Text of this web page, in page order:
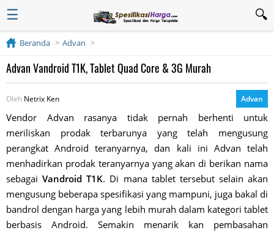
☰
Beranda Advan
Advan Vandroid T1K, Tablet Quad Core & 3G Murah
Oleh Netrix Ken Advan
Vendor Advan rasanya tidak pernah berhenti untuk
meriliskan prodak terbarunya yang telah mengusung
perangkat Android teranyarnya, dan kali ini Advan telah
menhadirkan prodak teranyarnya yang akan di berikan nama
sebagaiVandroid T1K. Di mana tablet tersebut selain akan
mengusung beberapa spesifikasi yang mampuni, juga bakal di
bandrol dengan harga yang lebih murah dalam kategori tablet
berbasis Android. Semakin menarik kan pembasahan